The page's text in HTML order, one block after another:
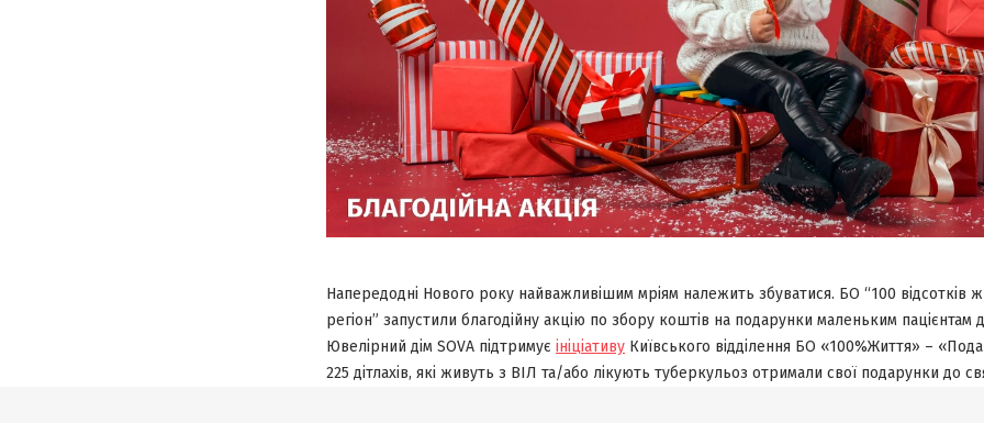
Напередодні Нового року найважливішим мріям належить збуватися. БО “100 відсотків
регіон” запустили благодійну акцію по збору коштів на подарунки маленьким пацієнтам
Ювелірний дім SOVA підтримує ініціативу Київського відділення БО «100%Життя» –
225 дітлахів, які живуть з ВІЛ та/або лікують туберкульоз отримали свої подарунки до